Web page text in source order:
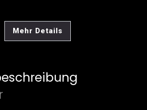
Mehr Details